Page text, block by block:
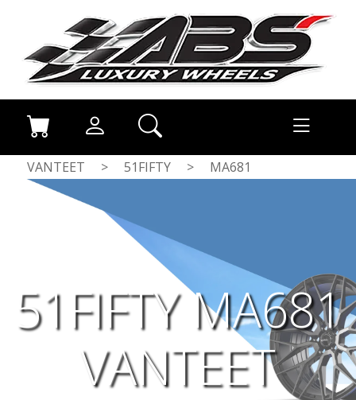
VANTEET > 51FIFTY > MA681
51FIFTY MA681
VANTEET